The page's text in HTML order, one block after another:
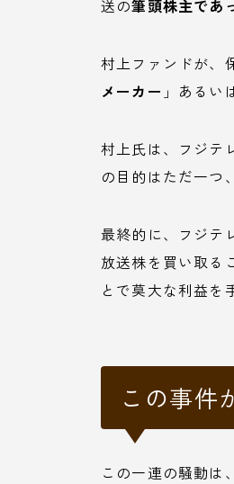
送の筆頭株主であ
村上ファンドが、
メーカー 」あるい
村上氏は、フジテ
の目的はただ一つ
最終的に、フジテ
放送株を買い取る
とで莫大な利益を
この事件
この一連の騒動は